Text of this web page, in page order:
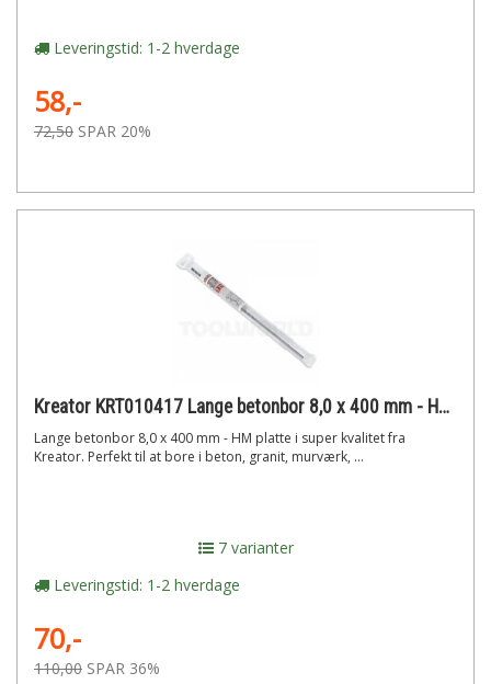
Leveringstid: 1-2 hverdage
58,-
72,50 SPAR 20%
Kreator KRT010417 Lange betonbor 8,0 x 400 mm - HM platte
Lange betonbor 8,0 x 400 mm - HM platte i super kvalitet fra
Kreator. Perfekt til at bore i beton, granit, murværk, ...
7 varianter
Leveringstid: 1-2 hverdage
70,-
110,00 SPAR 36%